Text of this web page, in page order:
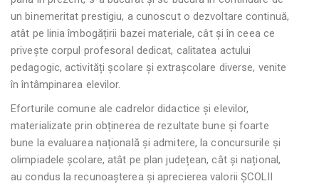
un binemeritat prestigiu, a cunoscut o dezvoltare continuă,
atât pe linia îmbogățirii bazei materiale, cât și în ceea ce
privește corpul profesoral dedicat, calitatea actului
pedagogic, activități școlare și extrașcolare diverse, venite
în întâmpinarea elevilor.
Eforturile comune ale cadrelor didactice și elevilor,
materializate prin obținerea de rezultate bune și foarte
bune la evaluarea națională și admitere, la concursurile și
olimpiadele școlare, atât pe plan județean, cât și național,
au condus la recunoașterea și aprecierea valorii ȘCOLII